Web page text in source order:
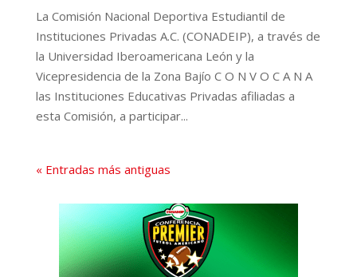
La Comisión Nacional Deportiva Estudiantil de
Instituciones Privadas A.C. (CONADEIP), a través de
la Universidad Iberoamericana León y la
Vicepresidencia de la Zona Bajío C O N V O C A N A
las Instituciones Educativas Privadas afiliadas a
esta Comisión, a participar...
« Entradas más antiguas